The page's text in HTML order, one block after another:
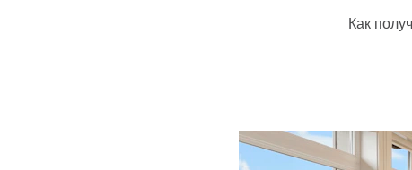
Как